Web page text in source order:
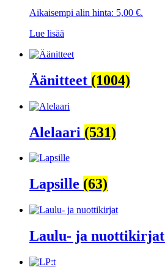
oli:
on:
Aikaisempi alin hinta: 5,00 €.
Lue lisää
Äänitteet (1004)
Alelaari (531)
Lapsille (63)
Laulu- ja nuottikirjat